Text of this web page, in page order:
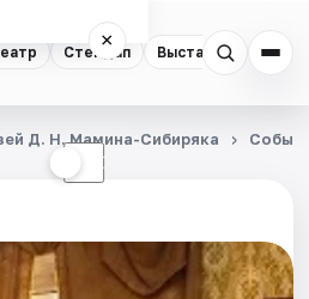
Стендап Выставки
×
☾
Д. Н. Мамина-Сибиряка